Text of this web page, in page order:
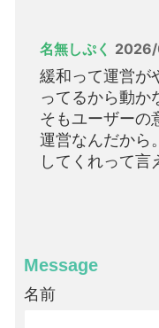
名無しぷく
緩和って運営が
ってるから動か
そもユーザーの
運営なんだから
してくれって
Message
名前